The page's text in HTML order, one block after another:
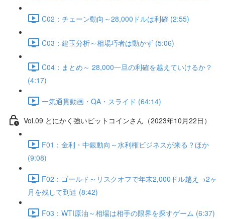
C02：チェーン動向～28,000ドルは利確 (2:55)
C03：建玉分析～相場巧者は動かず (5:06)
C04：まとめ～ 28,000一旦の利確を越えていけるか？
(4:17)
一気通貫動画・QA・スライド (64:14)
Vol.09 とにかく強いビットコインさん（2023年10月22日）
F01：金利・中銀動向～水利権ビジネスが来る？ほか
(9:08)
F02：ゴールド～リスクオフで年末2,000ドル越え→2ヶ
月を残して到達 (8:42)
F03：WTI原油～相場は相手の限界を探すゲーム (6:37)